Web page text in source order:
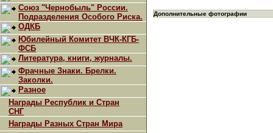
Союз "Чернобыль" России.
Подразделения Особого Риска.
ОДКБ
Юбилейный Комитет ВЧК-КГБ-
ФСБ
Литература, книги, журналы.
Фрачные Знаки. Брелки.
Заколки.
Разное
Награды Республик и Стран
СНГ
Награды Разных Стран Мира
Дополнительные фотографии